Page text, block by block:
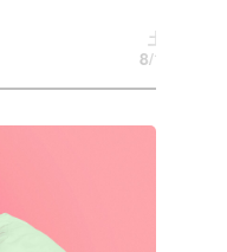
土
8/15